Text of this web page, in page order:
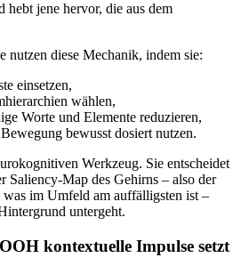
hebt jene hervor, die aus dem
nutzen diese Mechanik, indem sie:
einsetzen,
wählen,
Worte und Elemente reduzieren,
bewusst dosiert nutzen.
Werkzeug. Sie entscheidet
Saliency-Map des Gehirns – also der
was im Umfeld am auffälligsten ist –
untergeht.
kontextuelle Impulse setzt